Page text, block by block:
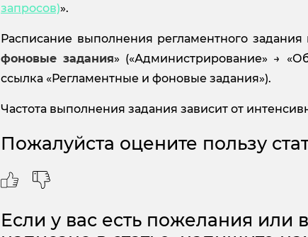
запросов)».
Расписание выполнения регламентного
фоновые задания» («Администрирование» →
ссылка «Регламентные и фоновые задания»).
Частота выполнения задания зависит от
Пожалуйста оцените пользу
Если у вас есть пожелания или